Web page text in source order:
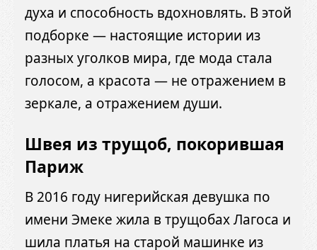
духа и способность вдохновлять. В этой
подборке — настоящие истории из
разных уголков мира, где мода стала
голосом, а красота — не отражением в
зеркале, а отражением души.
Швея из трущоб, покорившая
Париж
В 2016 году нигерийская девушка по
имени Эмеке жила в трущобах Лагоса и
шила платья на старой машинке из